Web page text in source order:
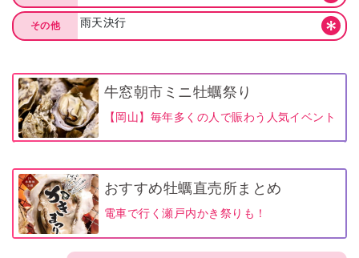
その他 雨天決行
牛窓朝市ミニ牡蠣祭り
【岡山】毎年多くの人で賑わう人気イベント
おすすめ牡蠣直売所まとめ
電車で行く瀬戸内かき祭りも！